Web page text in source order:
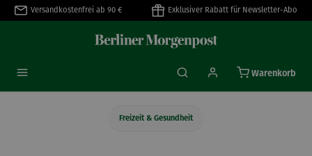
springen
Versandkostenfrei ab 90 € Exklusiver Rabatt für Newsletter-Abo
Warenkorb
Freizeit & Gesundheit